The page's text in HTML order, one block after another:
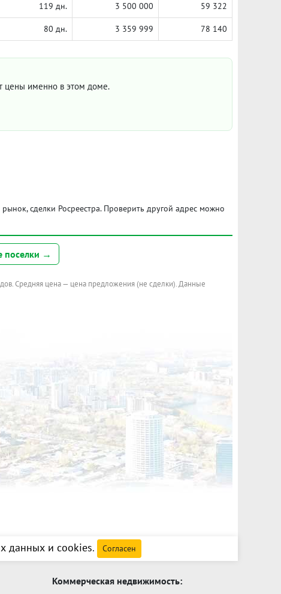
119 дн. 3 500 000 59 322
80 дн. 3 359 999 78 140
цены именно в этом доме.
сделки Росреестра. Проверить другой адрес можно
поселки →
Средняя цена — цена предложения (не сделки). Данные
данных и cookies. Согласен
Коммерческая недвижимость: